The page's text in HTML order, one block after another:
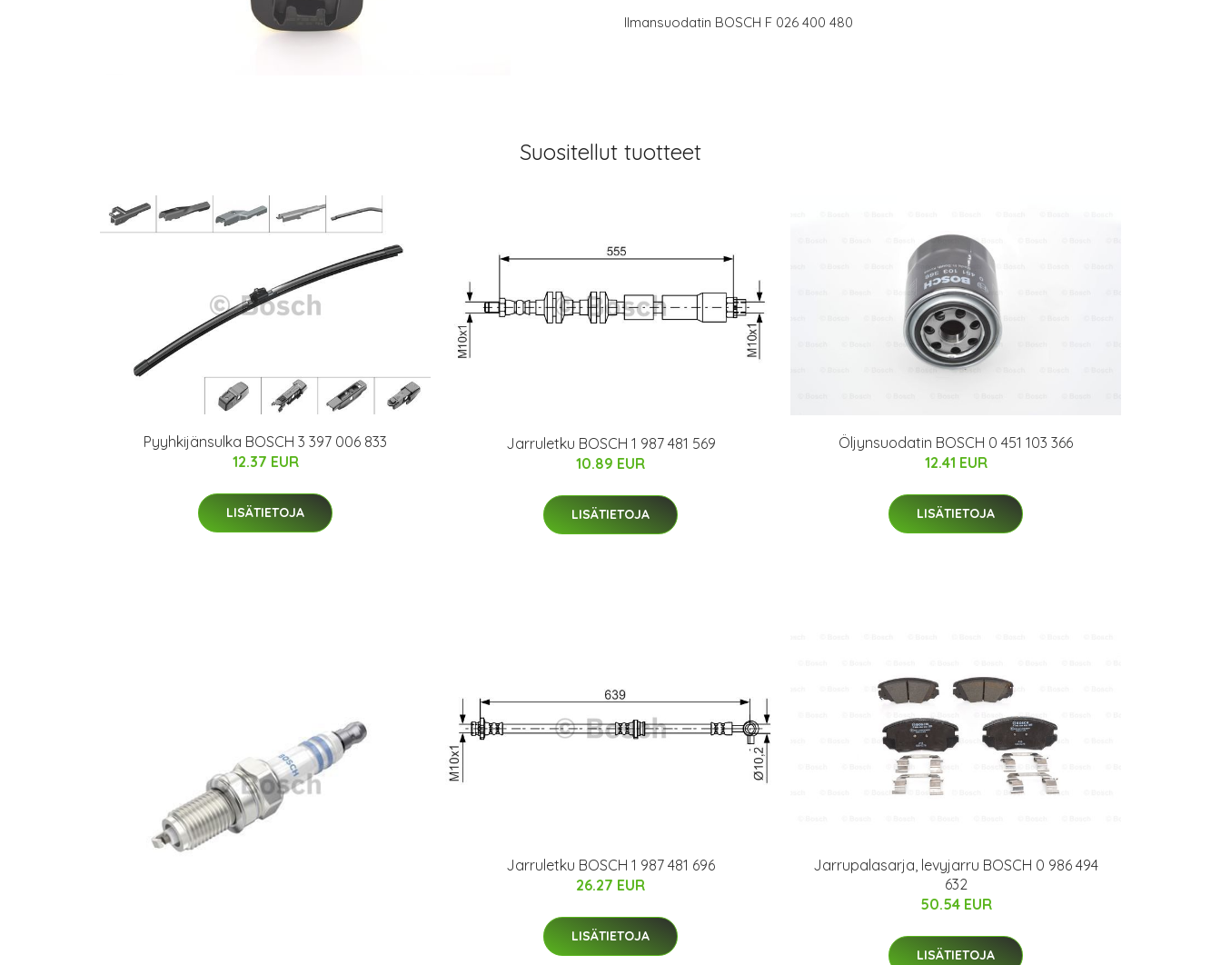
Ilmansuodatin BOSCH F 026 400 480
Suositellut tuotteet
Pyyhkijänsulka BOSCH 3 397 006 833
12.37 EUR
LISÄTIETOJA
Jarruletku BOSCH 1 987 481 569
10.89 EUR
LISÄTIETOJA
Öljynsuodatin BOSCH 0 451 103 366
12.41 EUR
LISÄTIETOJA
Jarruletku BOSCH 1 987 481 696
26.27 EUR
LISÄTIETOJA
Jarrupalasarja, levyjarru BOSCH 0 986 494
632
50.54 EUR
LISÄTIETOJA